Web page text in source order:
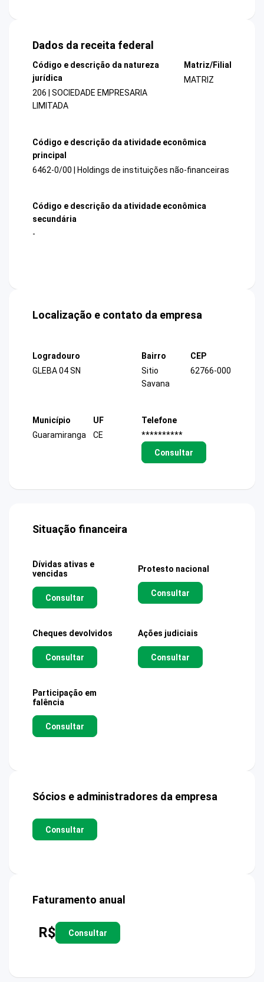
Dados da receita federal
Código e descrição da natureza
jurídica
206 | SOCIEDADE EMPRESARIA
LIMITADA
Matriz/Filial
MATRIZ
Código e descrição da atividade econômica
principal
6462-0/00 | Holdings de instituições não-financeiras
Código e descrição da atividade econômica
secundária
-
Localização e contato da empresa
Logradouro
GLEBA 04 SN
Bairro
Sitio
Savana
CEP
62766-000
Município
Guaramiranga
UF
CE
Telefone
**********
Consultar
Situação financeira
Dívidas ativas e
vencidas
Consultar
Protesto nacional
Consultar
Cheques devolvidos
Consultar
Ações judiciais
Consultar
Participação em
falência
Consultar
Sócios e administradores da empresa
Consultar
Faturamento anual
R$ Consultar